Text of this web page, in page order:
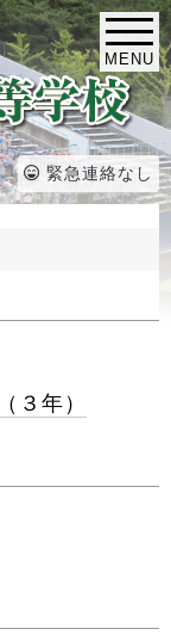
MENU
緊急連絡なし
３年）